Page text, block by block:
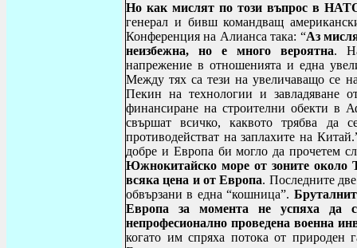
Но как мислят по този въпрос в
генерал и бивш командващ
Конференция на Алианса така: “Аз
неизбежна, но е много вероятна.
напрежение в отношенията и една
Между тях са тези на увеличаващо се
Пекин на технологии и завладяване
финансиране на строителни обекти в
свършат всичко, каквото трябва
противодействат на заплахите на
добре и Европа би могло да прочетем
Южнокитайско море от зоните около
всяка цена и от Европа. Последните
обвързани в една “кошница”.
Европа за момента не успяха да
непрофесионално проведена военна
когато им спряха потока от природен